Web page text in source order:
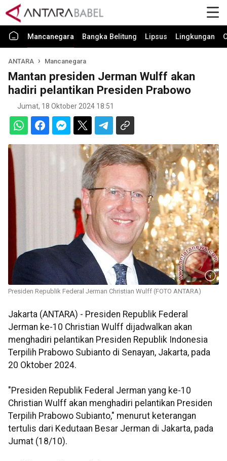
Mancanegara Bangka Belitung Lipsus Lingkungan
ANTARA Mancanegara
Mantan presiden Jerman Wulff akan
hadiri pelantikan Presiden Prabowo
Jumat, 18 Oktober 2024 18:51
Presiden Republik Federal Jerman Christian Wulff (FOTO ANTARA)
Jakarta (ANTARA) - Presiden Republik Federal
Jerman ke-10 Christian Wulff dijadwalkan akan
menghadiri pelantikan Presiden Republik Indonesia
Terpilih Prabowo Subianto di Senayan, Jakarta, pada
20 Oktober 2024.
"Presiden Republik Federal Jerman yang ke-10
Christian Wulff akan menghadiri pelantikan Presiden
Terpilih Prabowo Subianto," menurut keterangan
tertulis dari Kedutaan Besar Jerman di Jakarta, pada
Jumat (18/10).